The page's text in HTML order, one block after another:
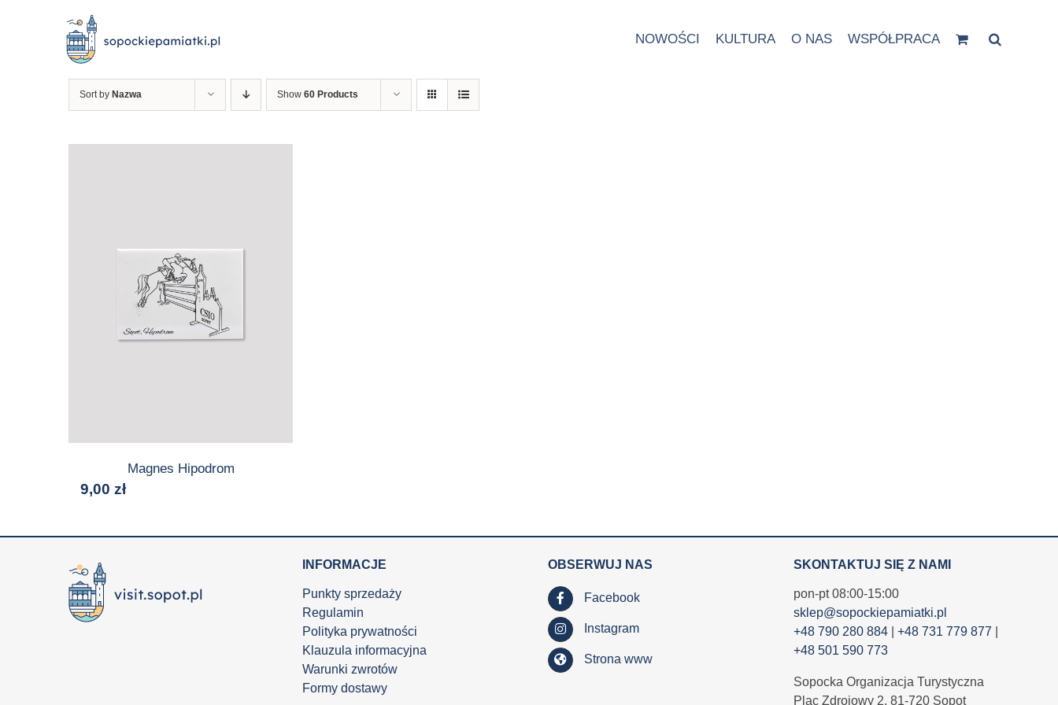
NOWOŚCI KULTURA O NAS WSPÓŁPRACA
Sort by Nazwa Show 60 Products
Magnes Hipodrom
9,00 zł
INFORMACJE
Punkty sprzedaży
Regulamin
Polityka prywatności
Klauzula informacyjna
Warunki zwrotów
Formy dostawy
OBSERWUJ NAS
Facebook
Instagram
Strona www
SKONTAKTUJ SIĘ Z NAMI
pon-pt 08:00-15:00
sklep@sopockiepamiatki.pl
+48 790 280 884| +48 731 779 877
+48 501 590 773
Sopocka Organizacja Turystyczna
Plac Zdrojowy 2, 81-720 Sopot